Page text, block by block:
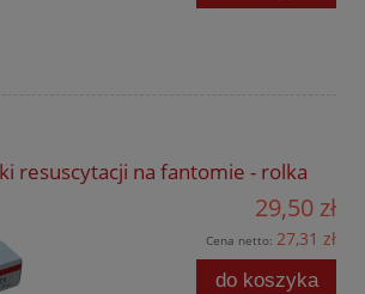
resuscytacji na fantomie - rolka
29,50 zł
Cena netto: 27,31 zł
do koszyka